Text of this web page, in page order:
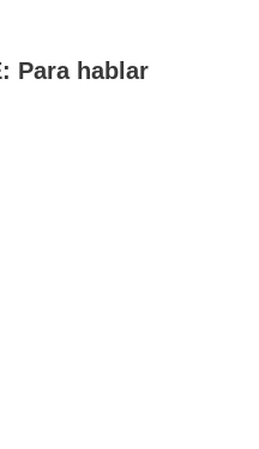
Para hablar